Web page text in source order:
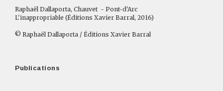
Raphaël Dallaporta, Chauvet - Pont-d'Arc
L'inappropriable (Éditions Xavier Barral, 2016)
© Raphaël Dallaporta / Éditions Xavier Barral
Publications